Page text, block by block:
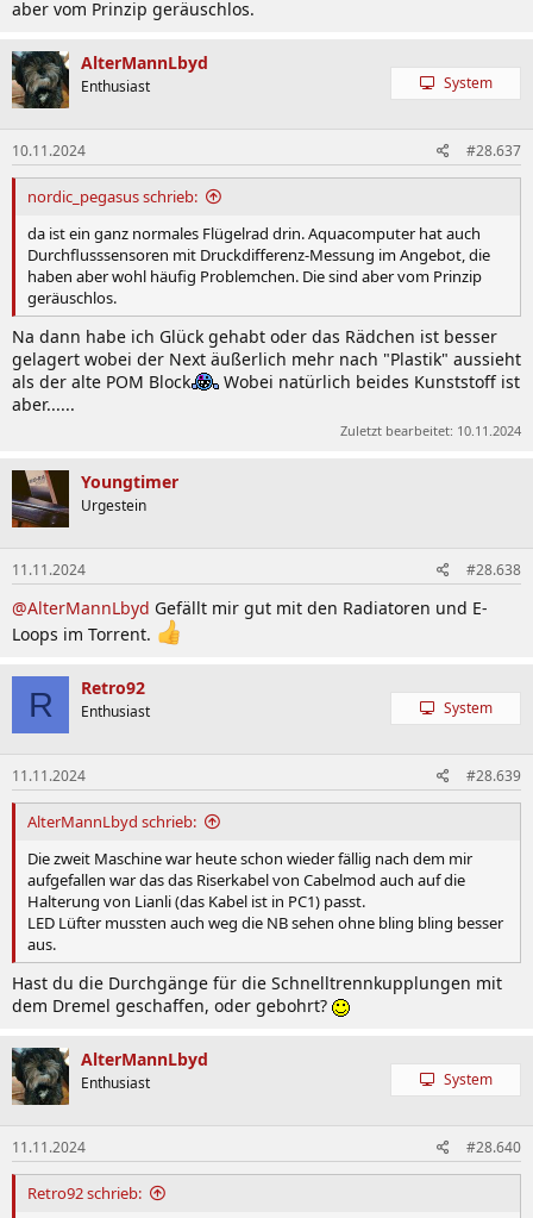
aber vom Prinzip geräuschlos.
AlterMannLbyd
Enthusiast System
10.11.2024 #28.637
nordic_pegasus schrieb:
da ist ein ganz normales Flügelrad drin. Aquacomputer hat auch
Durchflusssensoren mit Druckdifferenz-Messung im Angebot, die
haben aber wohl häufig Problemchen. Die sind aber vom Prinzip
geräuschlos.
Na dann habe ich Glück gehabt oder das Rädchen ist besser
gelagert wobei der Next äußerlich mehr nach "Plastik" aussieht
als der alte POM Block
Wobei natürlich beides Kunststoff ist
aber......
Zuletzt bearbeitet: 10.11.2024
Youngtimer
Urgestein
11.11.2024 #28.638
@AlterMannLbyd Gefällt mir gut mit den Radiatoren und E-
Loops im Torrent.
R Retro92
Enthusiast System
11.11.2024 #28.639
AlterMannLbyd schrieb:
Die zweit Maschine war heute schon wieder fällig nach dem mir
aufgefallen war das das Riserkabel von Cabelmod auch auf die
Halterung von Lianli (das Kabel ist in PC1) passt.
LED Lüfter mussten auch weg die NB sehen ohne bling bling besser
aus.
Hast du die Durchgänge für die Schnelltrennkupplungen mit
dem Dremel geschaffen, oder gebohrt?
AlterMannLbyd
Enthusiast System
11.11.2024 #28.640
Retro92 schrieb: